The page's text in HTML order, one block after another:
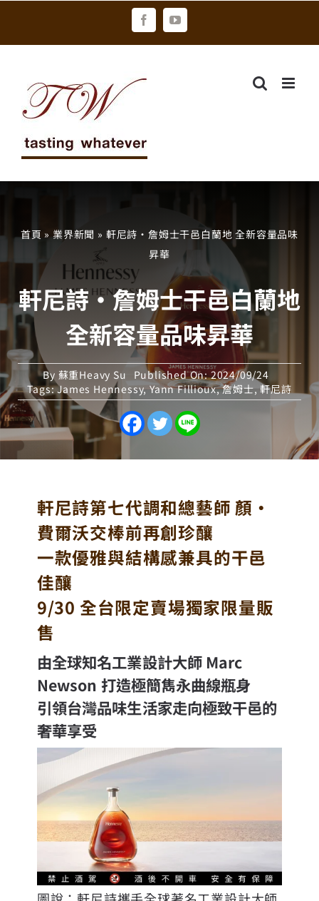
FacebookYouTube
首頁 »業界新聞 » 軒尼詩・詹姆士干邑白蘭地 全新容量品味
昇華
軒尼詩・詹姆士干邑白蘭地
全新容量品味昇華
By 蘇重Heavy Su
Published On: 2024/09/24
Tags:James Hennessy,Yann Fillioux,詹姆士,軒尼詩
軒尼詩第七代調和總藝師 顏・
費爾沃交棒前再創珍釀
一款優雅與結構感兼具的干邑
佳釀
9/30 全台限定賣場獨家限量販
售
由全球知名工業設計大師 Marc
Newson 打造極簡雋永曲線瓶身
引領台灣品味生活家走向極致干邑的
奢華享受